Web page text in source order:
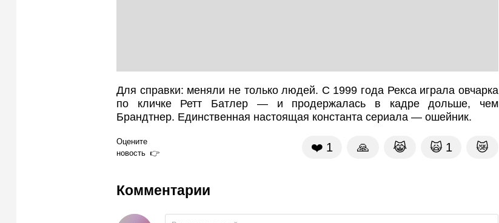
Для справки: меняли не только людей. С 1999 года Рекса играла овчарка
по кличке Ретт Батлер — и продержалась в кадре дольше, чем
Брандтнер. Единственная настоящая константа сериала — ошейник.
Оцените
новость
❤️ 1 🙏 😹 🙀 1 😿
Комментарии